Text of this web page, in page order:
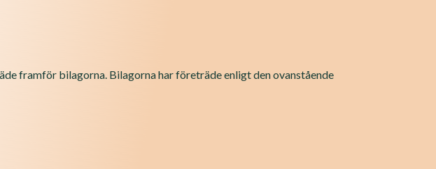
framför bilagorna. Bilagorna har företräde enligt den ovanstående